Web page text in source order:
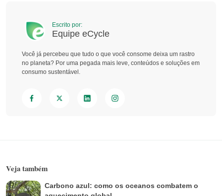
Escrito por:
Equipe eCycle
Você já percebeu que tudo o que você consome deixa um rastro
no planeta? Por uma pegada mais leve, conteúdos e soluções em
consumo sustentável.
Veja também
Carbono azul: como os oceanos combatem o